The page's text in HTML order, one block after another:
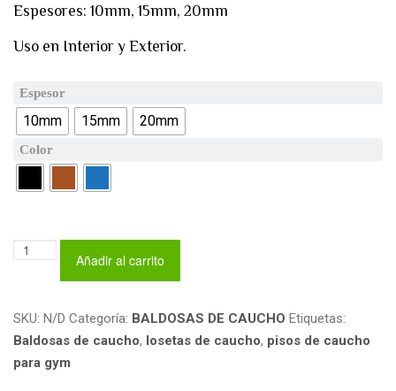
Espesores: 10mm, 15mm, 20mm
Uso en Interior y Exterior.
Espesor
10mm 15mm 20mm
Color
BALDOSAS
CAUCHO
BISELADAS
Añadir al carrito
SKU: N/D Categoría: BALDOSAS DE CAUCHO Etiquetas:
Baldosas de caucho, losetas de caucho, pisos de caucho
para gym